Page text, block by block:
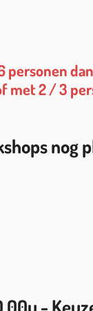
personen
met 2 / 3
nog